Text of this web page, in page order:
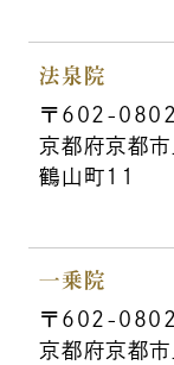
法泉院
〒602-0802
京都府京都
鶴山町11
一乗院
〒602-0802
京都府京都